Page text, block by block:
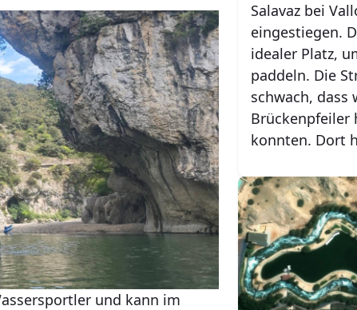
und kann im
Salavaz bei
eingestiegen.
idealer Platz,
paddeln. Die
schwach, dass
Brückenpfeiler
konnten. Dort